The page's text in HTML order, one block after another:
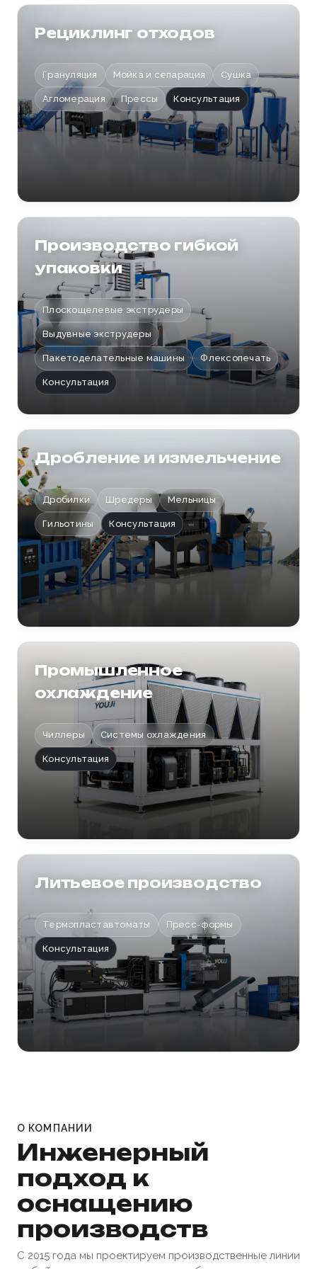
Рециклинг отходов
Грануляция Мойка и сепарация Сушка
Агломерация Прессы Консультация
Производство гибкой
упаковки
Плоскощелевые экструдеры
Выдувные экструдеры
Пакетоделательные машины Флексопечать
Консультация
Дробление и измельчение
Дробилки Шредеры Мельницы
Гильотины Консультация
Промышленное
охлаждение
Чиллеры Системы охлаждения
Консультация
Литьевое производство
Термопластавтоматы Пресс-формы
Консультация
О КОМПАНИИ
Инженерный
подход к
оснащению
производств
С 2015 года мы проектируем производственные линии
Отправить заявку